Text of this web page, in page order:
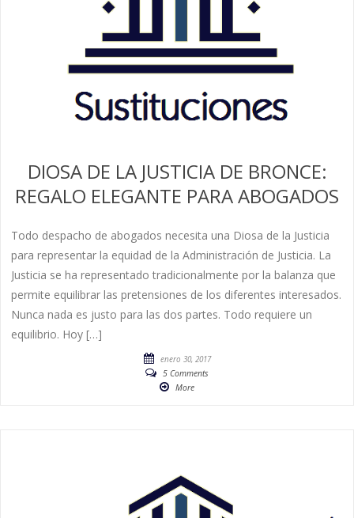
DIOSA DE LA JUSTICIA DE BRONCE:
REGALO ELEGANTE PARA ABOGADOS
Todo despacho de abogados necesita una Diosa de la Justicia
para representar la equidad de la Administración de Justicia. La
Justicia se ha representado tradicionalmente por la balanza que
permite equilibrar las pretensiones de los diferentes interesados.
Nunca nada es justo para las dos partes. Todo requiere un
equilibrio. Hoy […]
enero 30, 2017
5 Comments
More